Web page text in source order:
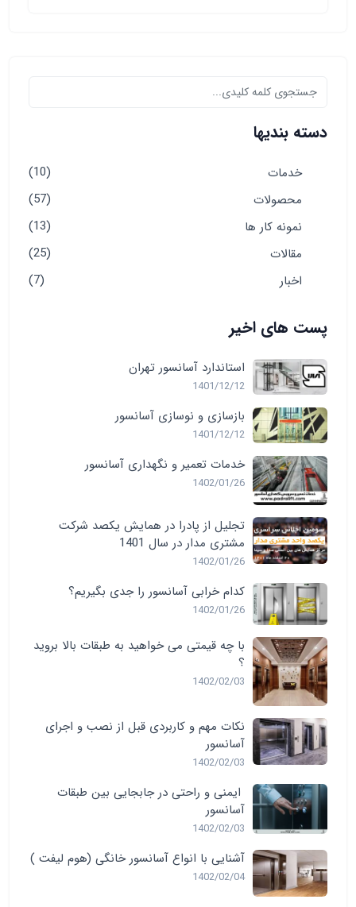
دسته بندیها
خدمات
(10)
محصولات
(57)
نمونه کار ها
(13)
مقالات
(25)
اخبار
(7)
پست های اخیر
استاندارد آسانسور تهران
1401/12/12
بازسازی و نوسازی آسانسور
1401/12/12
خدمات تعمیر و نگهداری آسانسور
1402/01/26
تجلیل از پادرا در همایش یکصد شرکت
مشتری مدار در سال 1401
1402/01/26
کدام خرابی آسانسور را جدی بگیریم؟
1402/01/26
با چه قیمتی می خواهید به طبقات بالا بروید
؟
1402/02/03
نکات مهم و کاربردی قبل از نصب و اجرای
آسانسور
1402/02/03
ایمنی و راحتی در جابجایی بین طبقات
آسانسور
1402/02/03
آشنایی با انواع آسانسور خانگی (هوم لیفت )
1402/02/04